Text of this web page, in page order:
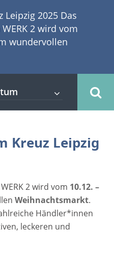
Leipzig 2025 Das
2 wird vom
wundervollen
in diesem Jahr
Besucherinnen
Gelände der
Zwei
mit den
Atmosphäre
und
©drubig-photo -
Anzeige
Weihnachten
Kreuz Leipzig
2 wird vom 10.12. –
Weihnachtsmarkt.
Händler*innen
leckeren und